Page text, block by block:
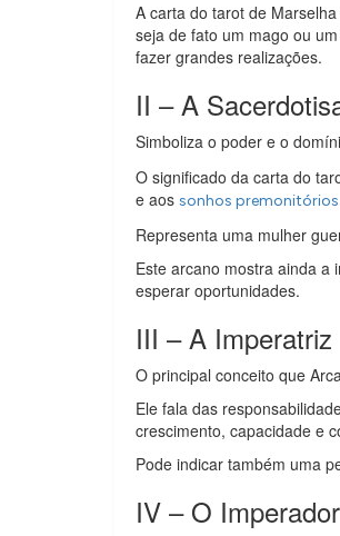
A carta do tarot de
seja de fato um mago ou
fazer grandes realizações.
II – A
Simboliza o poder e o
O significado da carta do
e aos sonhos premonitórios
Representa uma mulher
Este arcano mostra ainda a
esperar oportunidades.
III – A Imperatriz
O principal conceito que
Ele fala das
crescimento, capacidade e
Pode indicar também uma
IV – O Imperador